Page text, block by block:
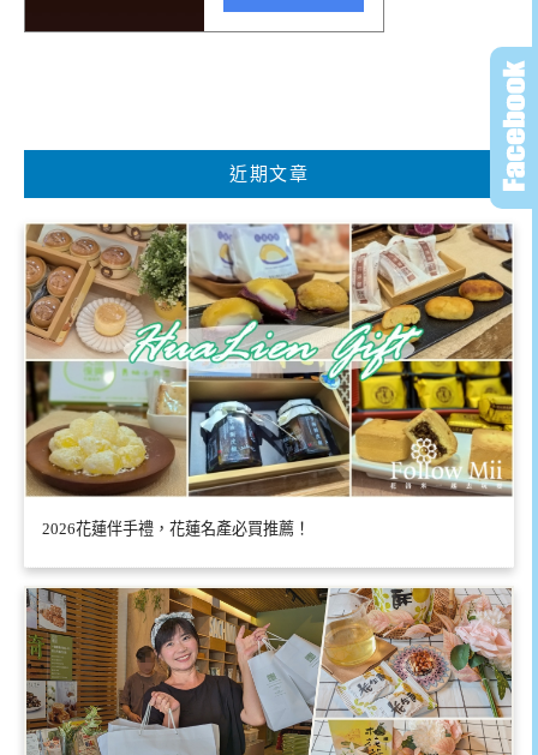
近期文章
2026花蓮伴手禮，花蓮名產必買推薦！